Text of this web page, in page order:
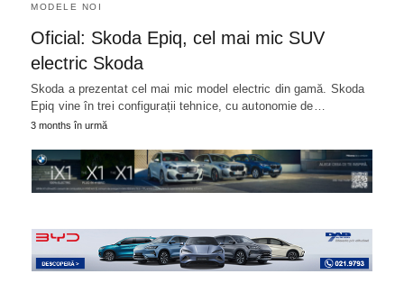
MODELE NOI
Oficial: Skoda Epiq, cel mai mic SUV
electric Skoda
Skoda a prezentat cel mai mic model electric din gamă. Skoda
Epiq vine în trei configurații tehnice, cu autonomie de…
3 months în urmă